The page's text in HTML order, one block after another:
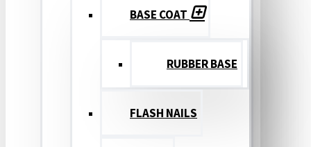
BASE COAT
RUBBER BASE
FLASH NAILS